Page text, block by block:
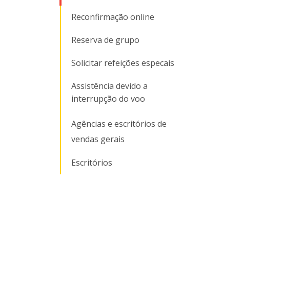
Reconfirmação online
Reserva de grupo
Solicitar refeições especais
Assistência devido a
interrupção do voo
Agências e escritórios de
vendas gerais
Escritórios